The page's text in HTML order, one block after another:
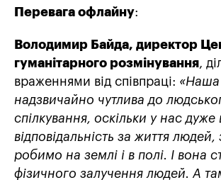
Перевага офлайну:
Володимир Байда, директор
гуманітарного розмінування,
враженнями від співпраці: «Наша
надзвичайно чутлива до
спілкування, оскільки у нас дуже
відповідальність за життя
робимо на землі і в полі. І вона
фізичного залучення людей. А